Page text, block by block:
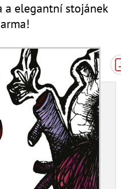
a elegantní stojánek